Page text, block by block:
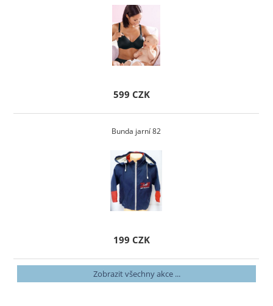
599 CZK
Bunda jarní 82
199 CZK
Zobrazit všechny akce ...